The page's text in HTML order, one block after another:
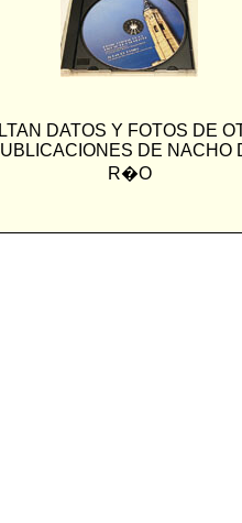
DATOS Y FOTOS DE
DE NACHO
R�O